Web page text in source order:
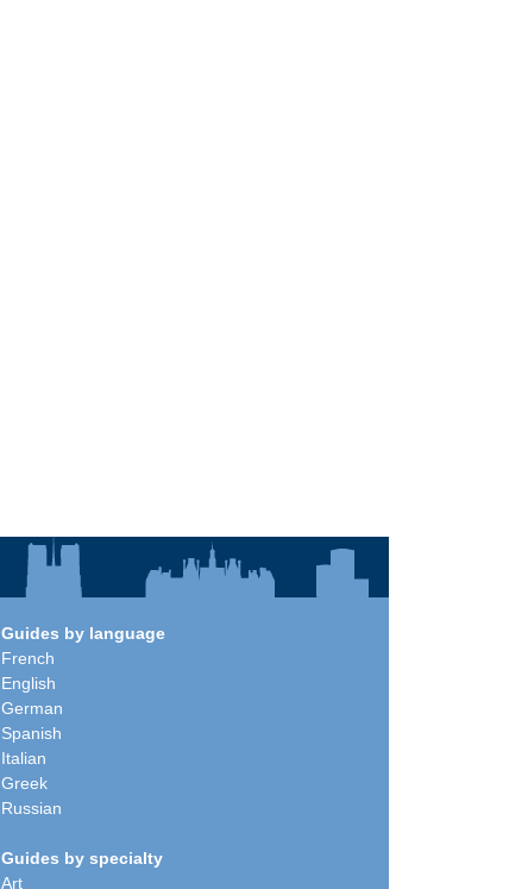
Guides by language
French
English
German
Spanish
Italian
Greek
Russian
Guides by specialty
Art